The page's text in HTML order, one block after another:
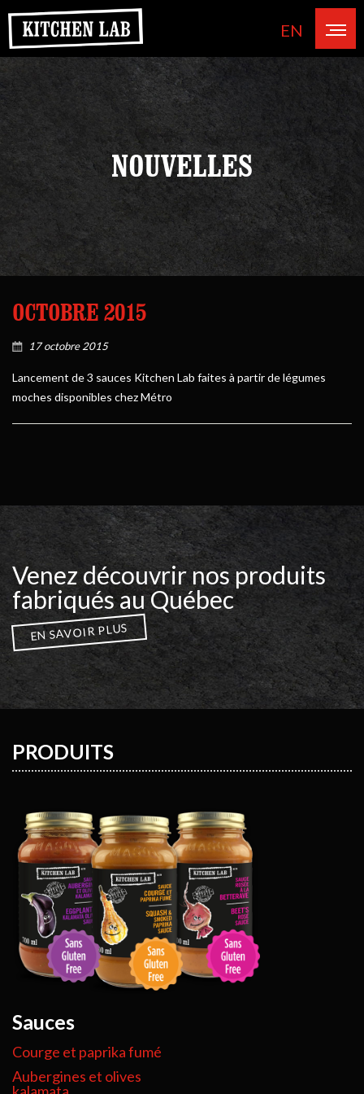
EN
NOUVELLES
OCTOBRE 2015
17 octobre 2015
Lancement de 3 sauces Kitchen Lab faites à partir de légumes
moches disponibles chez Métro
Venez découvrir nos produits
fabriqués au Québec
EN SAVOIR PLUS
PRODUITS
Sauces
Courge et paprika fumé
Aubergines et olives